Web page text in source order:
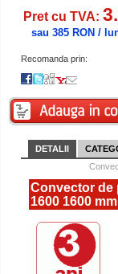
Pret cu TVA:
sau 385 RON /
Recomanda prin:
DETALII
Convector de
1600 1600